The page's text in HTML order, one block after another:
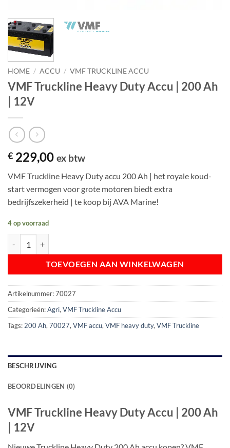
HOME / ACCU / VMF TRUCKLINE ACCU
VMF Truckline Heavy Duty Accu | 200 Ah
| 12V
€ 229,00 ex btw
VMF Truckline Heavy Duty accu 200 Ah | het royale koud-
start vermogen voor grote motoren biedt extra
bedrijfszekerheid | te koop bij AVA Marine!
4 op voorraad
TOEVOEGEN AAN WINKELWAGEN
Artikelnummer:70027
Categorieën:Agri, VMF Truckline Accu
Tags: 200 Ah, 70027, VMF accu, VMF heavy duty, VMF Truckline
BESCHRIJVING
BEOORDELINGEN (0)
VMF Truckline Heavy Duty Accu | 200 Ah
| 12V